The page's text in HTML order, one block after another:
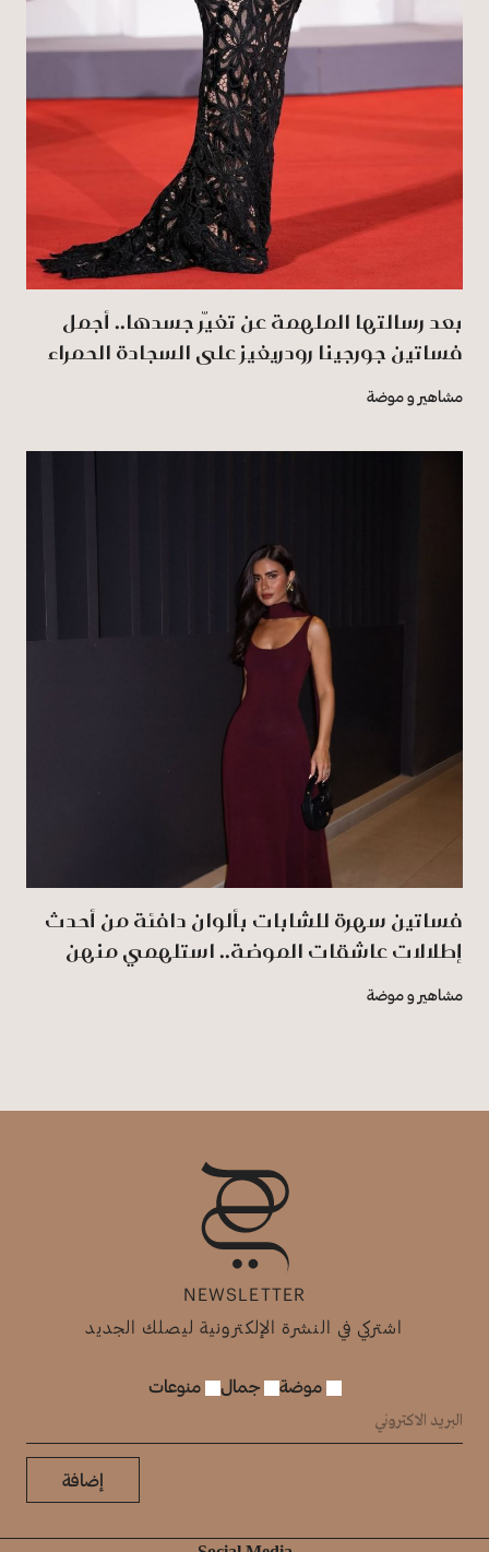
بعد رسالتها الملهمة عن تغيّر جسدها.. أجمل
فساتين جورجينا رودريغيز على السجادة الحمراء
مشاهير و موضة
فساتين سهرة للشابات بألوان دافئة من أحدث
إطلالات عاشقات الموضة.. استلهمي منهن
مشاهير و موضة
NEWSLETTER
اشتركي في النشرة الإلكترونية ليصلك الجديد
موضة جمال منوعات
إضافة